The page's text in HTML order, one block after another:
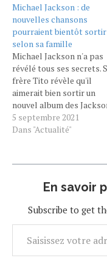
Michael Jackson : de
nouvelles chansons
pourraient bientôt sortir
selon sa famille
Michael Jackson n'a pas
révélé tous ses secrets.
frère Tito révèle qu'il
aimerait bien sortir un
nouvel album des
Five qui contiendrait des
titres inédits du Roi de la
après sa disparition,
5 septembre 2021
Dans "Actualité"
En savoir
Subscribe to get